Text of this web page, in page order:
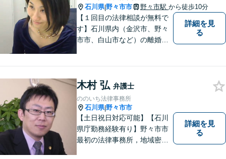
石川県|野々市市 野々市駅 から徒歩10分
【１回目の法律相談が無料で
す】石川県内（金沢市、野々
市市、白山市など）の離婚、
のお悩みも、女性の弁護士が
相談にのることができます。
【女性弁護士在籍】
詳細を見
る
木村 弘 弁護士
ののいち法律事務所
石川県|野々市市
【土日祝日対応可能】【石川
県庁勤務経験有り】野々市市
最初の法律事務所，地域密着
詳細を見
る